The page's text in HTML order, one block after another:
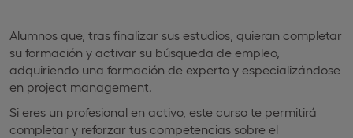
Alumnos que, tras finalizar sus estudios, quieran completar
su formación y activar su búsqueda de empleo,
adquiriendo una formación de experto y especializándose
en project management.
Si eres un profesional en activo, este curso te permitirá
completar y reforzar tus competencias sobre el